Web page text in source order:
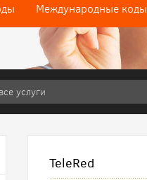
Международные коды
TeleRed